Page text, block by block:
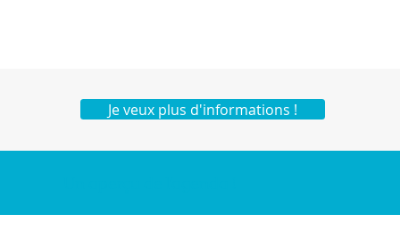
Je veux plus d'informations !